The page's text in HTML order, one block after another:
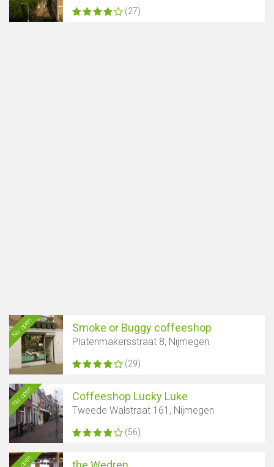
(27)
Nu open Smoke or Buggy coffeeshop
Platenmakersstraat 8, Nijmegen
(29)
Nu open Coffeeshop Lucky Luke
Tweede Walstraat 161, Nijmegen
(56)